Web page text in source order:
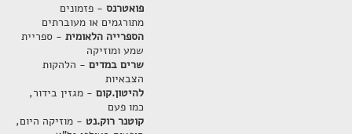
פואטרנס- פזמונים
מתורגמים או מעוברתים
הספרייה הלאומית- ספריית
שמע ומוזיקה
שרים במדים- הלהקות
הצבאיות
להיטון.קום- מגזין בידור,
כמו פעם
קוטנר רוק.נט - מוזיקה היום,